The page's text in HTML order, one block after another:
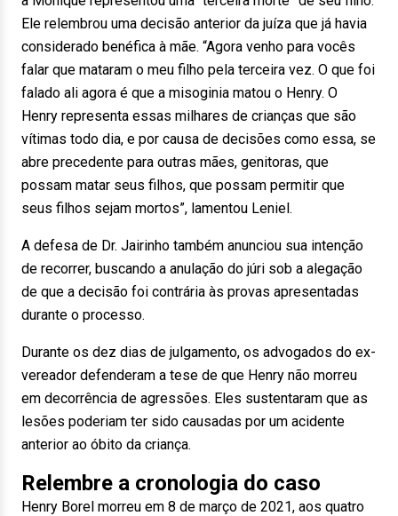
Ele relembrou uma decisão anterior da juíza que já havia
considerado benéfica à mãe. “Agora venho para vocês
falar que mataram o meu filho pela terceira vez. O que foi
falado ali agora é que a misoginia matou o Henry. O
Henry representa essas milhares de crianças que são
vítimas todo dia, e por causa de decisões como essa, se
abre precedente para outras mães, genitoras, que
possam matar seus filhos, que possam permitir que
seus filhos sejam mortos”, lamentou Leniel.
A defesa de Dr. Jairinho também anunciou sua intenção
de recorrer, buscando a anulação do júri sob a alegação
de que a decisão foi contrária às provas apresentadas
durante o processo.
Durante os dez dias de julgamento, os advogados do ex-
vereador defenderam a tese de que Henry não morreu
em decorrência de agressões. Eles sustentaram que as
lesões poderiam ter sido causadas por um acidente
anterior ao óbito da criança.
Relembre a cronologia do caso
Henry Borel morreu em 8 de março de 2021, aos quatro